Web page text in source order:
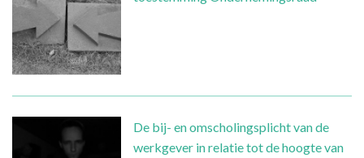
De bij- en omscholingsplicht van de
werkgever in relatie tot de hoogte van